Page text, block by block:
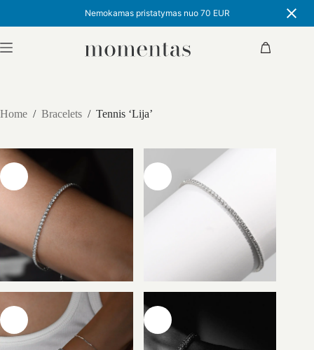
Nemokamas pristatymas nuo 70 EUR
to
Shopping
Home / Bracelets / Tennis ‘Lija’